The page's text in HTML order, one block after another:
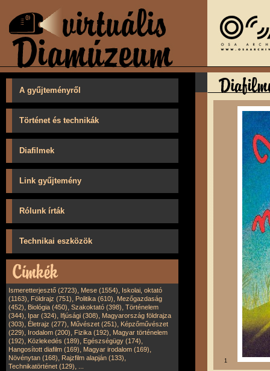
A gyűjteményről
Történet és technikák
Diafilmek
Link gyűjtemény
Rólunk írták
Technikai eszközök
Ismeretterjesztő (2723), Mese (1554), Iskolai, oktató
(1163), Földrajz (751), Politika (610), Mezőgazdaság
(452), Biológia (450), Szakoktató (398), Történelem
(344), Ipar (324), Ifjúsági (308), Magyarország földrajza
(303), Életrajz (277), Művészet (251), Képzőművészet
(229), Irodalom (200), Fizika (192), Magyar történelem
(192), Közlekedés (189), Egészségügy (174),
Hangosított diafilm (169), Magyar irodalom (169),
Növénytan (168), Rajzfilm alapján (133),
Technikatörténet (129),
1